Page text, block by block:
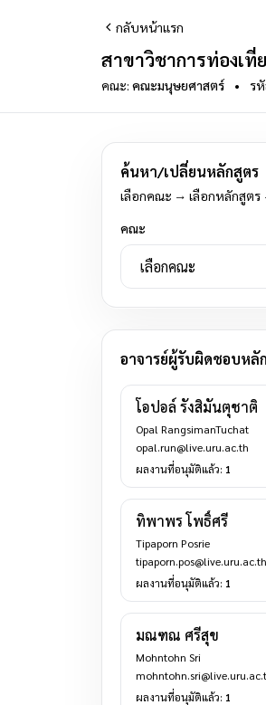
กลับหน้าแรก
สาขาวิชาการท่องเที่
คณะ: คณะมนุษยศาสตร์ • ร
ค้นหา/เปลี่ยนหลักสูตร
เลือกคณะ → เลือกหลักสูต
คณะ
อาจารย์ผู้รับผิดชอบหลั
โอปอล์ รังสิมันตุชาติ
Opal RangsimanTuchat
opal.run@live.uru.ac.th
ผลงานที่อนุมัติแล้ว: 1
ทิพาพร โพธิ์ศรี
Tipaporn Posrie
tipaporn.pos@live.uru.ac.th
ผลงานที่อนุมัติแล้ว: 1
มณฑณ ศรีสุข
Mohntohn Sri
ผลงานที่อนุมัติแล้ว: 1